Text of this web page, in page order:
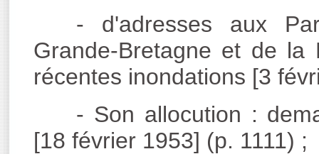
- d'adresses aux
Grande-Bretagne et de la
récentes inondations [3
- Son allocution :
[18 février 1953] (p. 1111) ;